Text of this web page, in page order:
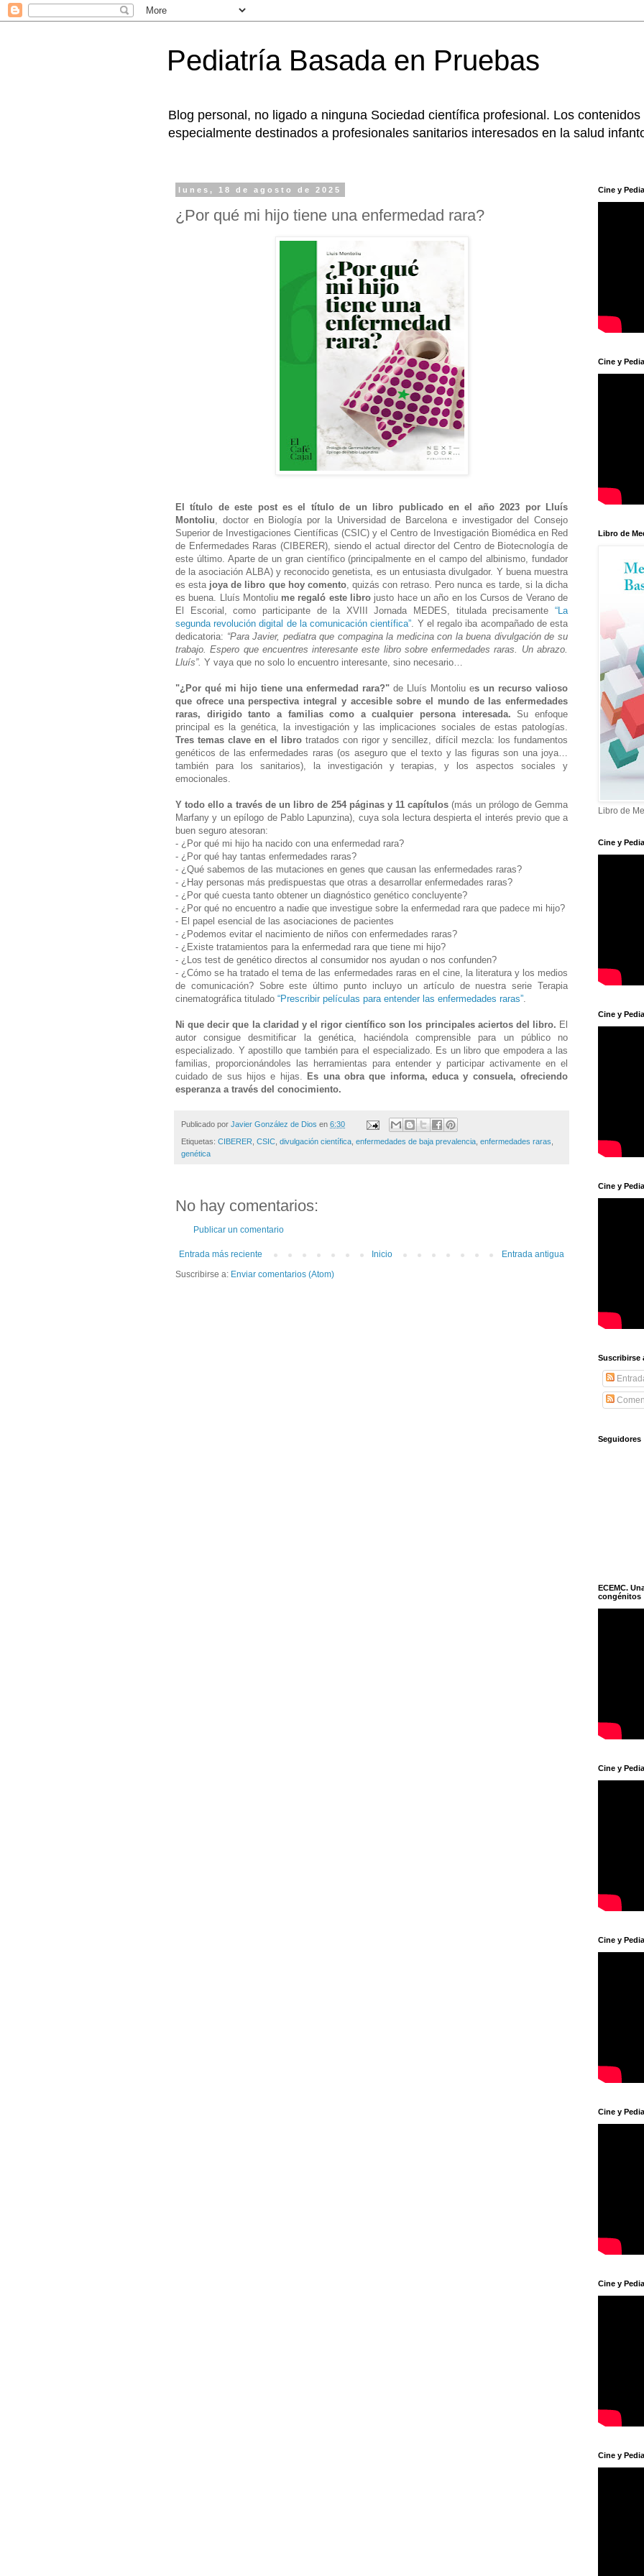
Pediatría Basada en Pruebas
Blog personal, no ligado a ninguna Sociedad científica profesional. Los
especialmente destinados a profesionales sanitarios interesados en la salud
lunes, 18 de agosto de 2025
¿Por qué mi hijo tiene una enfermedad rara?
El título de este post es el título de un libro publicado en el año 2023 por Lluís
Montoliu , doctor en Biología por la Universidad de Barcelona e investigador del Consejo
Superior de Investigaciones Científicas (CSIC) y el Centro de Investigación Biomédica en Red
de Enfermedades Raras (CIBERER), siendo el actual director del Centro de Biotecnología de
este último. Aparte de un gran científico (principalmente en el campo del albinismo, fundador
de la asociación ALBA) y reconocido genetista, es un entusiasta divulgador. Y buena muestra
es esta joya de libro que hoy comento, quizás con retraso. Pero nunca es tarde, si la dicha
es buena. Lluís Montoliu me regaló este libro justo hace un año en los Cursos de Verano de
El Escorial, como participante de la XVIII Jornada MEDES, titulada precisamente “La
segunda revolución digital de la comunicación científica” . Y el regalo iba acompañado de esta
dedicatoria: “Para Javier, pediatra que compagina la medicina con la buena divulgación de su
trabajo. Espero que encuentres interesante este libro sobre enfermedades raras. Un abrazo.
Lluís”. Y vaya que no solo lo encuentro interesante, sino necesario…
"¿Por qué mi hijo tiene una enfermedad rara?" de Lluís Montoliu es un recurso valioso
que ofrece una perspectiva integral y accesible sobre el mundo de las enfermedades
raras, dirigido tanto a familias como a cualquier persona interesada. Su enfoque
principal es la genética, la investigación y las implicaciones sociales de estas patologías.
Tres temas clave en el libro tratados con rigor y sencillez, difícil mezcla: los fundamentos
genéticos de las enfermedades raras (os aseguro que el texto y las figuras son una joya…
también para los sanitarios), la investigación y terapias, y los aspectos sociales y
emocionales.
Y todo ello a través de un libro de 254 páginas y 11 capítulos (más un prólogo de Gemma
Marfany y un epílogo de Pablo Lapunzina), cuya sola lectura despierta el interés previo que a
buen seguro atesoran:
- ¿Por qué mi hijo ha nacido con una enfermedad rara?
- ¿Por qué hay tantas enfermedades raras?
- ¿Qué sabemos de las mutaciones en genes que causan las enfermedades raras?
- ¿Hay personas más predispuestas que otras a desarrollar enfermedades raras?
- ¿Por qué cuesta tanto obtener un diagnóstico genético concluyente?
- ¿Por qué no encuentro a nadie que investigue sobre la enfermedad rara que padece mi hijo?
- El papel esencial de las asociaciones de pacientes
- ¿Podemos evitar el nacimiento de niños con enfermedades raras?
- ¿Existe tratamientos para la enfermedad rara que tiene mi hijo?
- ¿Los test de genético directos al consumidor nos ayudan o nos confunden?
- ¿Cómo se ha tratado el tema de las enfermedades raras en el cine, la literatura y los medios
de comunicación? Sobre este último punto incluyo un artículo de nuestra serie Terapia
cinematográfica titulado “Prescribir películas para entender las enfermedades raras”
Ni que decir que la claridad y el rigor científico son los principales aciertos del libro. El
autor consigue desmitificar la genética, haciéndola comprensible para un público no
especializado. Y apostillo que también para el especializado. Es un libro que empodera a las
familias, proporcionándoles las herramientas para entender y participar activamente en el
cuidado de sus hijos e hijas.
Es una obra que informa, educa y consuela, ofreciendo
esperanza a través del conocimiento.
Publicado por Javier González de Dios en 6:30
Etiquetas: CIBERER CSIC divulgación científica enfermedades de baja prevalencia enfermedades raras
genética
No hay comentarios:
Publicar un comentario
Entrada más reciente Entrada antigua
Inicio
Suscribirse a: Enviar comentarios (Atom)
Cine y
Cine y
Libro de
Libro de
Cine y
Cine y
Cine y
Suscribirse
Seguidores
ECEMC.
congénitos
Cine y
Cine y
Cine y
Cine y
Cine y